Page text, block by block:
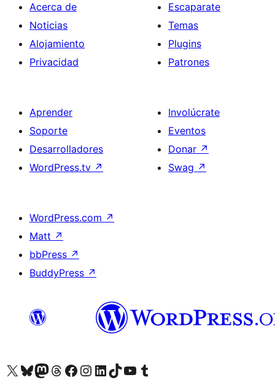
Acerca de
Noticias
Alojamiento
Privacidad
Escaparate
Temas
Plugins
Patrones
Aprender
Soporte
Desarrolladores
WordPress.tv ↗
Involúcrate
Eventos
Donar ↗
Swag ↗
WordPress.com ↗
Matt ↗
bbPress ↗
BuddyPress ↗
Visita nuestra cuenta de X (anteriormente Twitter)
Visit our Bluesky account
Visit our Mastodon account
Visit our Threads account
Visita nuestra página de Facebook
Visita nuestra cuenta de Instagram
Visita nuestra cuenta de LinkedIn
Visit our TikTok account
Visita nuestro canal de YouTube
Visit our Tumblr account